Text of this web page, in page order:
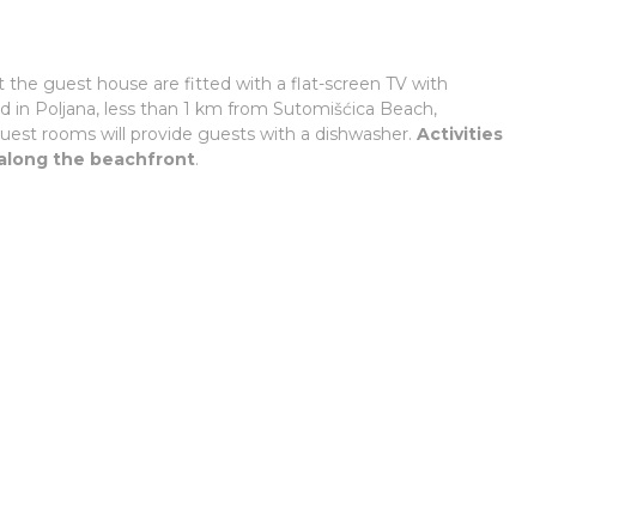
the guest house are fitted with a flat-screen TV with
in Poljana, less than 1 km from Sutomišćica Beach,
rooms will provide guests with a dishwasher. Activities
the beachfront.